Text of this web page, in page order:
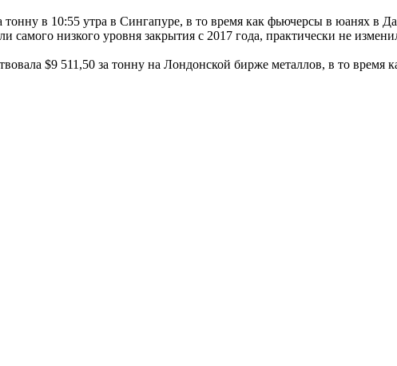
тонну в 10:55 утра в Сингапуре, в то время как фьючерсы в юанях в
самого низкого уровня закрытия с 2017 года, практически не
$9 511,50 за тонну на Лондонской бирже металлов, в то время